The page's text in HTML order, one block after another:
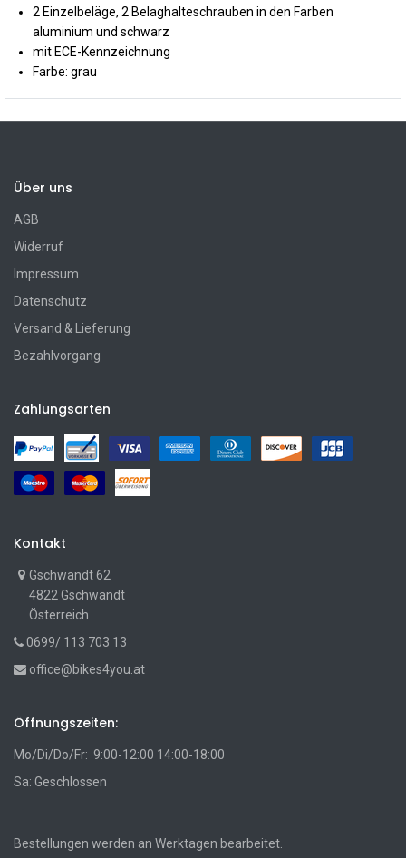
2 Einzelbeläge, 2 Belaghalteschrauben in den Farben
aluminium und schwarz
mit ECE-Kennzeichnung
Farbe: grau
Über uns
AGB
Widerruf
Impressum
Datenschutz
Versand & Lieferung
Bezahlvorgang
Zahlungsarten
Kontakt
Gschwandt 62
4822 Gschwandt
Österreich
0699/ 113 703 13
office@bikes4you.at
Öffnungszeiten:
Mo/Di/Do/Fr: 9:00-12:00 14:00-18:00
Sa: Geschlossen
Bestellungen werden an Werktagen bearbeitet.